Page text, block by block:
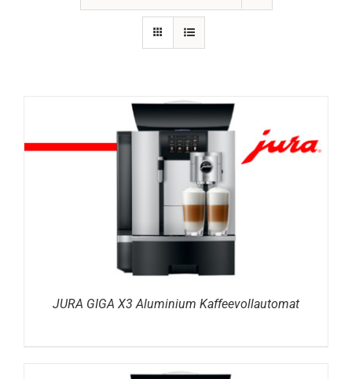
DETAILS
JURA GIGA X3 Aluminium Kaffeevollautomat